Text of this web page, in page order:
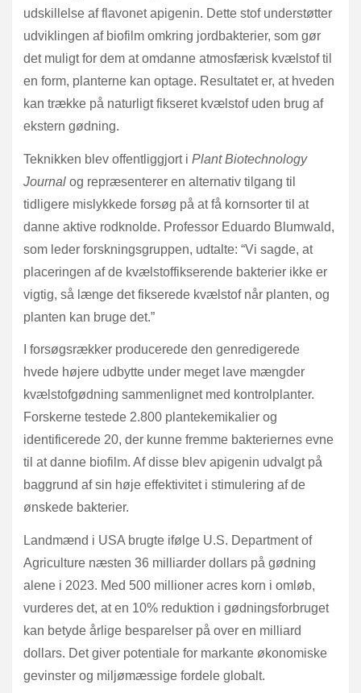
udskillelse af flavonet apigenin. Dette stof understøtter
udviklingen af biofilm omkring jordbakterier, som gør
det muligt for dem at omdanne atmosfærisk kvælstof til
en form, planterne kan optage. Resultatet er, at hveden
kan trække på naturligt fikseret kvælstof uden brug af
ekstern gødning.
Teknikken blev offentliggjort i Plant Biotechnology
Journal og repræsenterer en alternativ tilgang til
tidligere mislykkede forsøg på at få kornsorter til at
danne aktive rodknolde. Professor Eduardo Blumwald,
som leder forskningsgruppen, udtalte: “Vi sagde, at
placeringen af de kvælstoffikserende bakterier ikke er
vigtig, så længe det fikserede kvælstof når planten, og
planten kan bruge det.”
I forsøgsrækker producerede den genredigerede
hvede højere udbytte under meget lave mængder
kvælstofgødning sammenlignet med kontrolplanter.
Forskerne testede 2.800 plantekemikalier og
identificerede 20, der kunne fremme bakteriernes evne
til at danne biofilm. Af disse blev apigenin udvalgt på
baggrund af sin høje effektivitet i stimulering af de
ønskede bakterier.
Landmænd i USA brugte ifølge U.S. Department of
Agriculture næsten 36 milliarder dollars på gødning
alene i 2023. Med 500 millioner acres korn i omløb,
vurderes det, at en 10% reduktion i gødningsforbruget
kan betyde årlige besparelser på over en milliard
dollars. Det giver potentiale for markante økonomiske
gevinster og miljømæssige fordele globalt.